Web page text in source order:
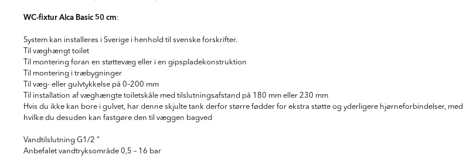
WC-fixtur Alca Basic 50 cm:
System kan installeres i Sverige i henhold til svenske forskrifter.
Til væghængt toilet
Til montering foran en støttevæg eller i en gipspladekonstruktion
Til montering i træbygninger
Til væg- eller gulvtykkelse på 0–200 mm
Til installation af væghængte toiletskåle med tilslutningsafstand på 180 mm eller 230 mm
Hvis du ikke kan bore i gulvet, har denne skjulte tank derfor større fødder for ekstra støtte og yderligere hjørneforbindelser, med
hvilke du desuden kan fastgøre den til væggen bagved
Vandtilslutning G1/2 "
Anbefalet vandtryksområde 0,5 – 16 bar